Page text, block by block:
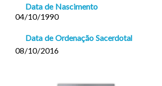
Data de Nascimento
04/10/1990
Data de Ordenação Sacerdotal
08/10/2016